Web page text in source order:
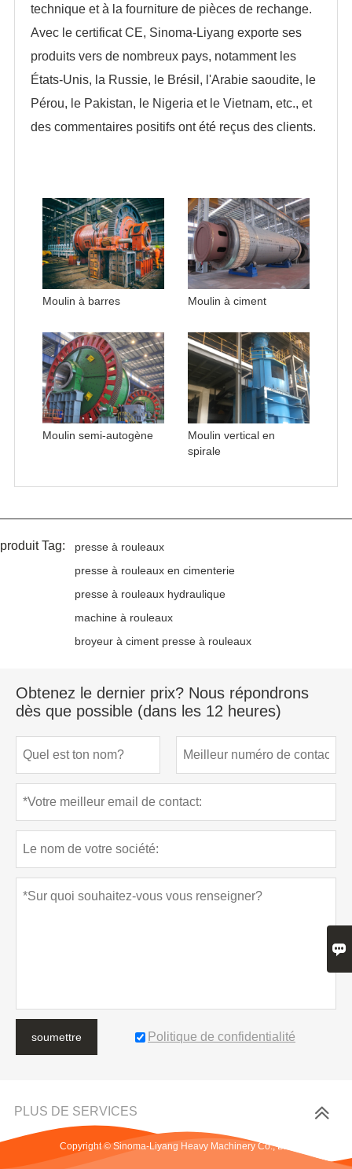
technique et à la fourniture de pièces de rechange.
Avec le certificat CE, Sinoma-Liyang exporte ses
produits vers de nombreux pays, notamment les
États-Unis, la Russie, le Brésil, l'Arabie saoudite, le
Pérou, le Pakistan, le Nigeria et le Vietnam, etc., et
des commentaires positifs ont été reçus des clients.
Moulin à barres Moulin à ciment
Moulin semi-autogène
Moulin vertical en
spirale
produit Tag:
presse à rouleaux
presse à rouleaux en cimenterie
presse à rouleaux hydraulique
machine à rouleaux
broyeur à ciment presse à rouleaux
Obtenez le dernier prix? Nous répondrons
dès que possible (dans les 12 heures)
soumettre Politique de confidentialité
PLUS DE SERVICES
Copyright © Sinoma-Liyang Heavy Machinery Co., Ltd.
